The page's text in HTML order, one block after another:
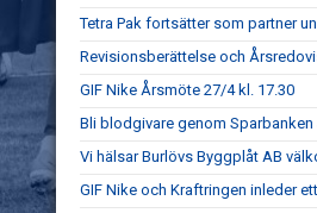
Tetra Pak fortsätter som partner
Revisionsberättelse och
GIF Nike Årsmöte 27/4 kl. 17.30
Bli blodgivare genom
Vi hälsar Burlövs Byggplåt AB
GIF Nike och Kraftringen inleder